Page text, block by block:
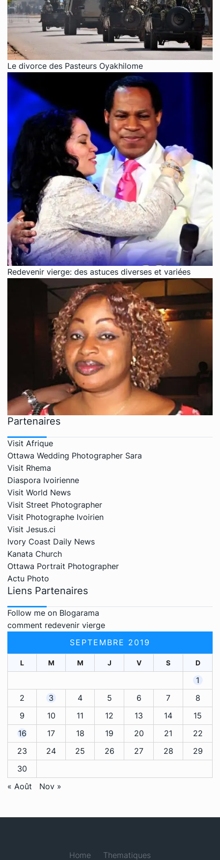
Le divorce des Pasteurs Oyakhilome
Redevenir vierge: des astuces diverses et variées
Partenaires
Visit Afrique
Ottawa Wedding Photographer Sara
Visit Rhema
Diaspora Ivoirienne
Visit World News
Visit Street Photographer
Visit Photographe Ivoirien
Visit Jesus.ci
Ivory Coast Daily News
Kanata Church
Ottawa Portrait Photographer
Actu Photo
Liens Partenaires
Follow me on Blogarama
comment redevenir vierge
SEPTEMBRE 2019
L M M J V S D
1
2
3 4 5 6 7
8
9
10 11 12 13 14
15
16
17 18 19 20 21
22
23
24 25 26 27 28
29
30
« Août
Nov »
Home Thematiques